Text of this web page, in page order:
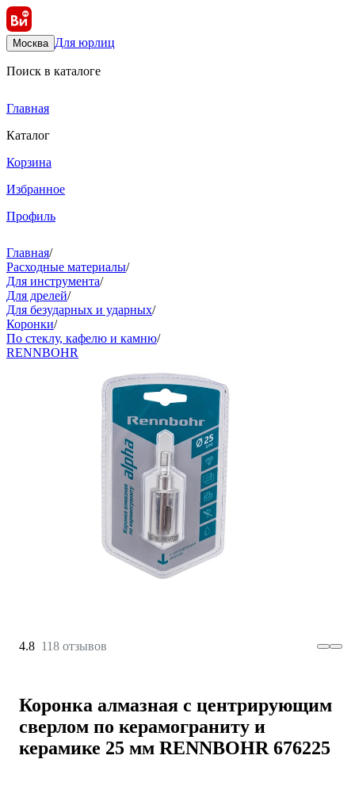
Москва Для юрлиц
Поиск в каталоге
Главная
Каталог
Корзина
Избранное
Профиль
Главная/
Расходные материалы/
Для инструмента/
Для дрелей/
Для безударных и ударных/
Коронки/
По стеклу, кафелю и камню/
RENNBOHR
4.8 118 отзывов
Коронка алмазная с центрирующим
сверлом по керамограниту и
керамике 25 мм RENNBOHR 676225